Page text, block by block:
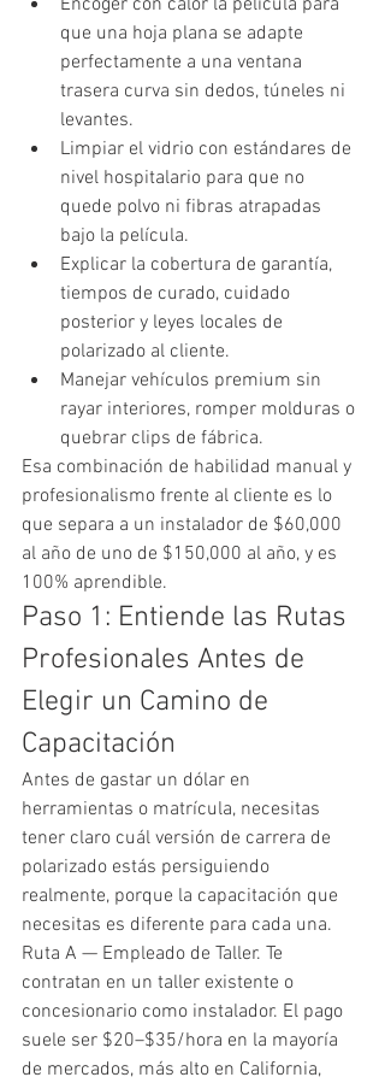
que una hoja plana se adapte
perfectamente a una ventana
trasera curva sin dedos, túneles ni
levantes.
Limpiar el vidrio con estándares de
nivel hospitalario para que no
quede polvo ni fibras atrapadas
bajo la película.
Explicar la cobertura de garantía,
tiempos de curado, cuidado
posterior y leyes locales de
polarizado al cliente.
Manejar vehículos premium sin
rayar interiores, romper molduras o
quebrar clips de fábrica.
Esa combinación de habilidad manual y
profesionalismo frente al cliente es lo
que separa a un instalador de $60,000
al año de uno de $150,000 al año, y es
100% aprendible.
Paso 1: Entiende las Rutas
Profesionales Antes de
Elegir un Camino de
Capacitación
Antes de gastar un dólar en
herramientas o matrícula, necesitas
tener claro cuál versión de carrera de
polarizado estás persiguiendo
realmente, porque la capacitación que
necesitas es diferente para cada una.
Ruta A — Empleado de Taller. Te
contratan en un taller existente o
concesionario como instalador. El pago
suele ser $20–$35/hora en la mayoría
de mercados, más alto en California,